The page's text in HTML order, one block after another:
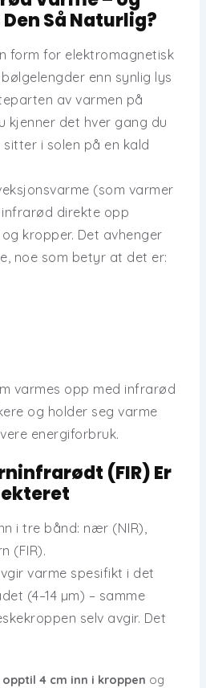
Så Naturlig?
form for elektromagnetisk
enn synlig lys
av varmen på
kjenner det hver gang du
i solen på en kald
(som varmer
direkte opp
kropper. Det avhenger
noe som betyr at det er:
varmes opp med infrarød
og holder seg varme
energiforbruk.
(FIR) Er
i tre bånd: nær (NIR),
(FIR).
varme spesifikt i det
(4–14 µm) – samme
selv avgir. Det
4 cm inn i kroppen og